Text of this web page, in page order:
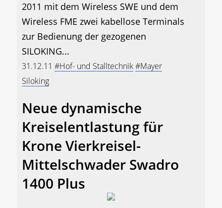
2011 mit dem Wireless SWE und dem
Wireless FME zwei kabellose Terminals
zur Bedienung der gezogenen
SILOKING...
31.12.11 #Hof- und Stalltechnik#Mayer
Siloking
Neue dynamische
Kreiselentlastung für
Krone Vierkreisel-
Mittelschwader Swadro
1400 Plus